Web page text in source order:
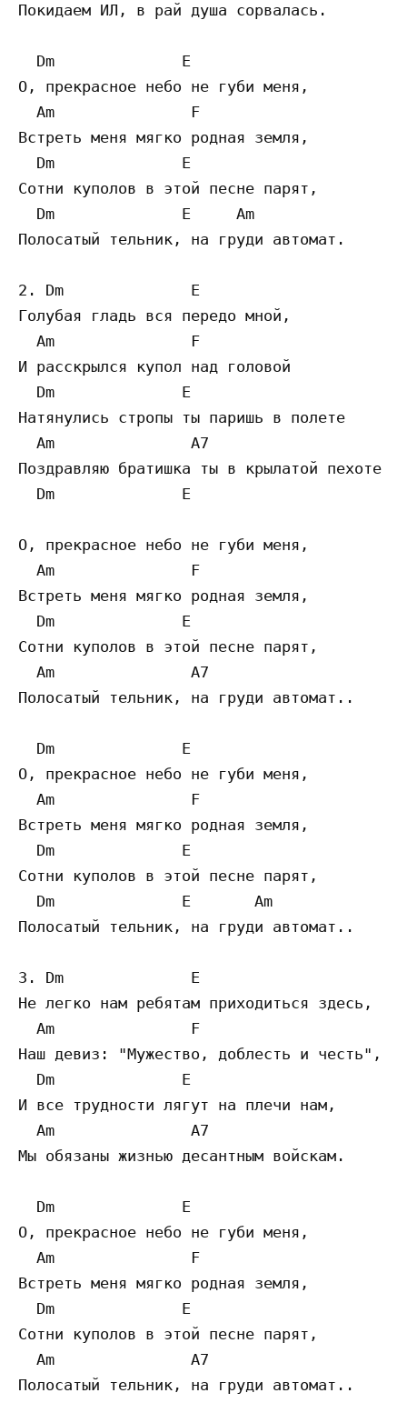
Покидаем ИЛ, в рай душа сорвалась.
  Dm              E
О, прекрасное небо не губи меня,
  Am               F
Встреть меня мягко родная земля,
  Dm              E
Сотни куполов в этой песне парят,
  Dm              E     Am
Полосатый тельник, на груди автомат.
2. Dm              E
Голубая гладь вся передо мной,
  Am               F
И расскрылся купол над головой
  Dm              E
Натянулись стропы ты паришь в полете
  Am               A7
Поздравляю братишка ты в крылатой пехоте
  Dm              E
О, прекрасное небо не губи меня,
  Am               F
Встреть меня мягко родная земля,
  Dm              E
Сотни куполов в этой песне парят,
  Am               A7
Полосатый тельник, на груди автомат..
  Dm              E
О, прекрасное небо не губи меня,
  Am               F
Встреть меня мягко родная земля,
  Dm              E
Сотни куполов в этой песне парят,
  Dm              E       Am
Полосатый тельник, на груди автомат..
3. Dm              E
Не легко нам ребятам приходиться здесь,
  Am               F
Наш девиз: "Мужество, доблесть и честь",
  Dm              E
И все трудности лягут на плечи нам,
  Am               A7
Мы обязаны жизнью десантным войскам.
  Dm              E
О, прекрасное небо не губи меня,
  Am               F
Встреть меня мягко родная земля,
  Dm              E
Сотни куполов в этой песне парят,
  Am               A7
Полосатый тельник, на груди автомат..